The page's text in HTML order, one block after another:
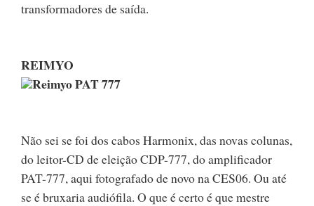
transformadores de saída.
REIMYO
Reimyo PAT 777
Não sei se foi dos cabos Harmonix, das novas colunas,
do leitor-CD de eleição CDP-777, do amplificador
PAT-777, aqui fotografado de novo na CES06. Ou até
se é bruxaria audiófila. O que é certo é que mestre